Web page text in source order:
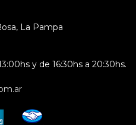
La Pampa
y de 16:30hs a 20:30hs.